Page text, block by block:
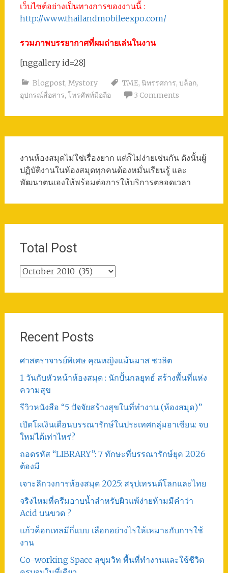
เว็บไซต์อย่างเป็นทางการของงานนี้ :
http://www.thailandmobileexpo.com/
รวมภาพบรรยากาศที่ผมถ่ายเล่นในงาน
[nggallery id=28]
Blogpost, Mystory TME, นิทรรศการ, บล็อก,
อุปกรณ์สื่อสาร, โทรศัพท์มือถือ 3 Comments
งานห้องสมุดไม่ใช่เรื่องยาก แต่ก็ไม่ง่ายเช่นกัน ดังนั้นผู้
ปฏิบัติงานในห้องสมุดทุกคนต้องหมั่นเรียนรู้ และ
พัฒนาตนเองให้พร้อมต่อการให้บริการตลอดเวลา
Total Post
Total
Recent Posts
ศาสตราจารย์พิเศษ คุณหญิงแม้นมาส ชวลิต
1 วันกับหัวหน้าห้องสมุด : นักปั้นกลยุทธ์ สร้างพื้นที่แห่ง
ความสุข
รีวิวหนังสือ “5 ปัจจัยสร้างสุขในที่ทำงาน (ห้องสมุด)”
เปิดโผเงินเดือนบรรณารักษ์ในประเทศกลุ่มอาเซียน: จบ
ใหม่ได้เท่าไหร่?
ถอดรหัส “LIBRARY”: 7 ทักษะที่บรรณารักษ์ยุค 2026
ต้องมี
เจาะลึกวงการห้องสมุด 2025: สรุปเทรนด์โลกและไทย
จริงไหมที่ครีมอาบน้ำสำหรับผิวแพ้ง่ายห้ามมีคำว่า
Acid บนขวด ?
แก้วค็อกเทลมีกี่แบบ เลือกอย่างไรให้เหมาะกับการใช้
งาน
Co-working Space สุขุมวิท พื้นที่ทำงานและใช้ชีวิต